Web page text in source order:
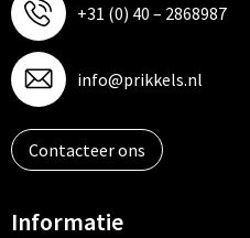
+31 (0) 40 – 2868987
info@prikkels.nl
Contacteer ons
Informatie